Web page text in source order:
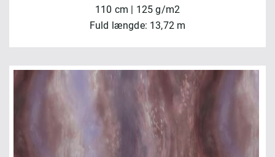
110 cm | 125 g/m2
Fuld længde: 13,72 m